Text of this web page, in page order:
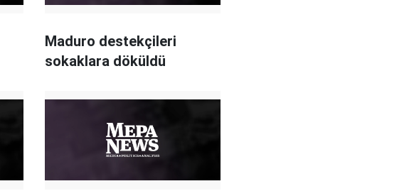
Maduro destekçileri
sokaklara döküldü